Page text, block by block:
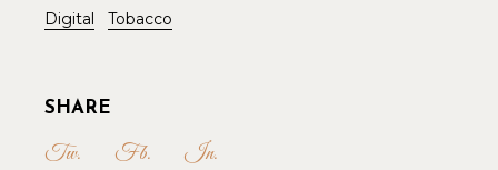
Digital
Tobacco
SHARE
Tw. Fb. In.